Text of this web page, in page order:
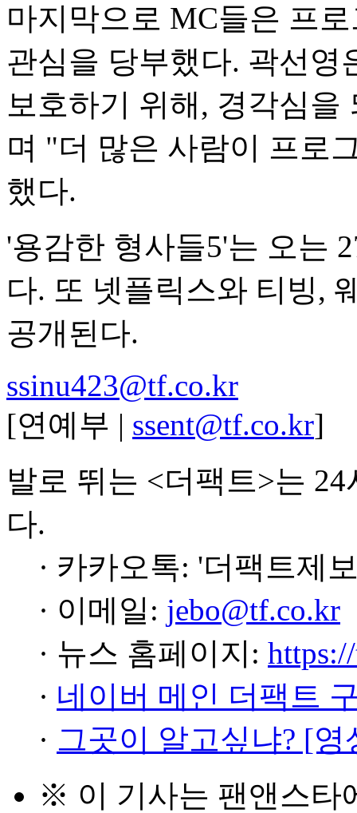
마지막으로 MC들은 프
관심을 당부했다. 곽선
보호하기 위해, 경각심
며 "더 많은 사람이 프로
했다.
'용감한 형사들5'는 오는
다. 또 넷플릭스와 티빙,
공개된다.
ssinu423@tf.co.kr
[연예부 | ssent@tf.co.kr]
발로 뛰는 <더팩트>는
다.
· 카카오톡: '더팩트제
· 이메일: jebo@tf.co.kr
· 뉴스 홈페이지:
· 네이버 메인 더팩트
· 그곳이 알고싶냐? [
※ 이 기사는 팬앤스타